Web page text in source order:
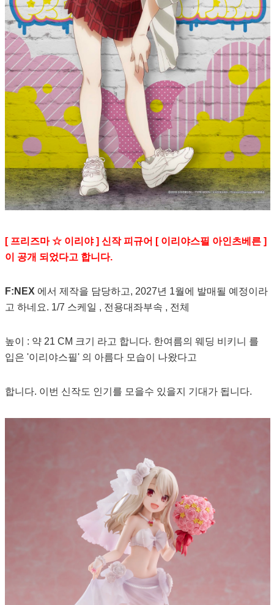
[ 프리즈마 ☆ 이리야 ] 신작 피규어 [ 이리야스필 아인츠베른 ]
이 공개 되었다고 합니다.
F:NEX 에서 제작을 담당하고, 2027년 1월에 발매될 예정이라
고 하네요. 1/7 스케일 , 전용대좌부속 , 전체
높이 : 약 21 CM 크기 라고 합니다. 한여름의 웨딩 비키니 를
입은 '이리야스필' 의 아름다 모습이 나왔다고
합니다. 이번 신작도 인기를 모을수 있을지 기대가 됩니다.